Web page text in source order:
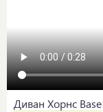
Диван Хорнс Base